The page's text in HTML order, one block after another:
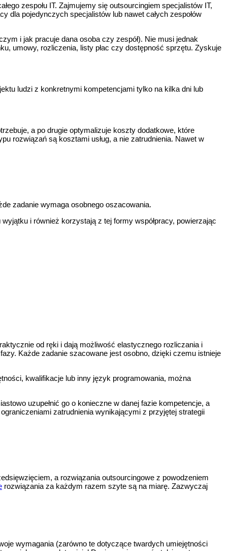
zespołu IT. Zajmujemy się outsourcingiem specjalistów IT,
dla pojedynczych specjalistów lub nawet całych zespołów
i jak pracuje dana osoba czy zespół). Nie musi jednak
umowy, rozliczenia, listy płac czy dostępność sprzętu. Zyskuje
ludzi z konkretnymi kompetencjami tylko na kilka dni lub
a po drugie optymalizuje koszty dodatkowe, które
rozwiązań są kosztami usług, a nie zatrudnienia. Nawet w
zadanie wymaga osobnego oszacowania.
i również korzystają z tej formy współpracy, powierzając
od ręki i dają możliwość elastycznego rozliczania i
Każde zadanie szacowane jest osobno, dzięki czemu istnieje
kwalifikacje lub inny język programowania, można
uzupełnić go o konieczne w danej fazie kompetencje, a
zatrudnienia wynikającymi z przyjętej strategii
a rozwiązania outsourcingowe z powodzeniem
rozwiązania za każdym razem szyte są na miarę. Zazwyczaj
wymagania (zarówno te dotyczące twardych umiejętności